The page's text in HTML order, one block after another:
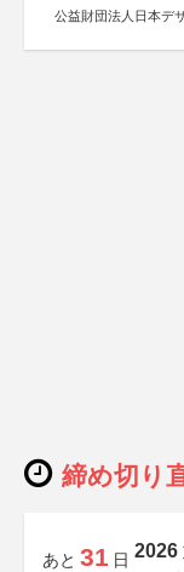
公益財団法人日本デ
締め切り
あと 31 日 2026